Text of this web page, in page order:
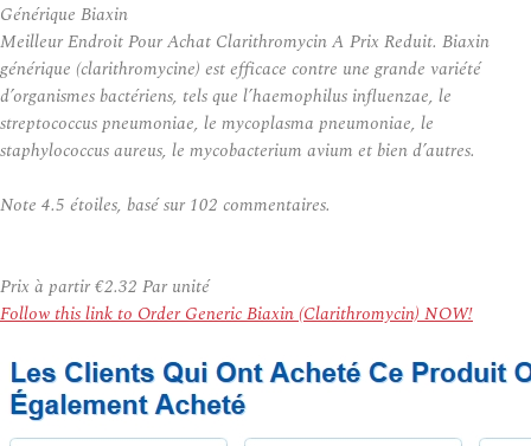
Générique Biaxin
Meilleur Endroit Pour Achat Clarithromycin A Prix Reduit. Biaxin
générique (clarithromycine) est efficace contre une grande variété
d’organismes bactériens, tels que l’haemophilus influenzae, le
streptococcus pneumoniae, le mycoplasma pneumoniae, le
staphylococcus aureus, le mycobacterium avium et bien d’autres.
Note 4.5 étoiles, basé sur 102 commentaires.
Prix à partir€2.32 Par unité
Follow this link to Order Generic Biaxin (Clarithromycin) NOW!